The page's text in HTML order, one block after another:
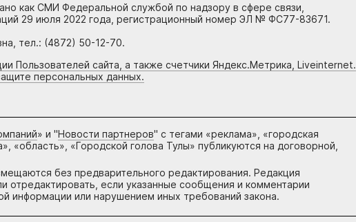
как СМИ Федеральной службой по надзору в сфере связи,
29 июля 2022 года, регистрационный номер ЭЛ № ФС77-83671.
тел.: (4872) 50-12-70.
Пользователей сайта, а также счетчики Яндекс.Метрика, Liveinternet.
персональных данных.
» и "Новости партнеров" с тегами «реклама», «городская
«область», «Городской голова Тулы» публикуются на договорной,
без предварительного редактирования. Редакция
отредактировать, если указанные сообщения и комментарии
информации или нарушением иных требований закона.